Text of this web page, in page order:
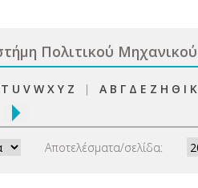
Πολιτικού Μηχανικού
T U V W X Y Z | Α Β Γ Δ Ε Ζ Η Θ Ι Κ
Αποτελέσματα/σελίδα: